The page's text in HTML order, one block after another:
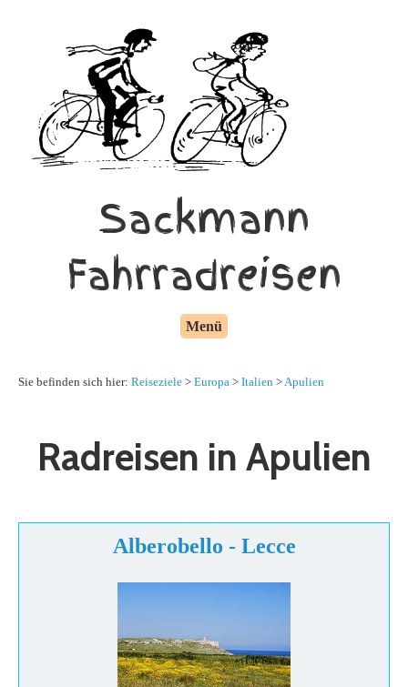
Sackmann
Fahrradreisen
Menü
Sie befinden sich hier: Reiseziele > Europa > Italien >Apulien
Radreisen in Apulien
Alberobello - Lecce